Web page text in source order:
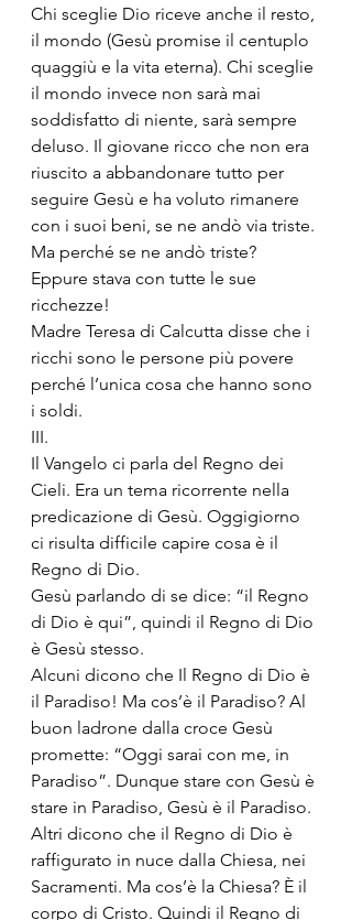
Chi sceglie Dio riceve anche il resto,
il mondo (Gesù promise il centuplo
quaggiù e la vita eterna). Chi sceglie
il mondo invece non sarà mai
soddisfatto di niente, sarà sempre
deluso. Il giovane ricco che non era
riuscito a abbandonare tutto per
seguire Gesù e ha voluto rimanere
con i suoi beni, se ne andò via triste.
Ma perché se ne andò triste?
Eppure stava con tutte le sue
ricchezze!
Madre Teresa di Calcutta disse che i
ricchi sono le persone più povere
perché l’unica cosa che hanno sono
i soldi.
III.
Il Vangelo ci parla del Regno dei
Cieli. Era un tema ricorrente nella
predicazione di Gesù. Oggigiorno
ci risulta difficile capire cosa è il
Regno di Dio.
Gesù parlando di se dice: “il Regno
di Dio è qui”, quindi il Regno di Dio
è Gesù stesso.
Alcuni dicono che Il Regno di Dio è
il Paradiso! Ma cos’è il Paradiso? Al
buon ladrone dalla croce Gesù
promette: “Oggi sarai con me, in
Paradiso”. Dunque stare con Gesù è
stare in Paradiso, Gesù è il Paradiso.
Altri dicono che il Regno di Dio è
raffigurato in nuce dalla Chiesa, nei
Sacramenti. Ma cos’è la Chiesa? È il
corpo di Cristo. Quindi il Regno di